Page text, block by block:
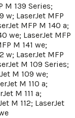
M 139 Series;
w; LaserJet MFP
MFP M 140 a;
we; LaserJet MFP
M 141 we;
w; LaserJet MFP
M 109 Series;
M 109 we;
M 110 a;
M 111 a;
M 112; LaserJet